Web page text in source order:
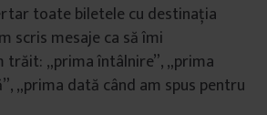
toate biletele cu destinația
scris mesaje ca să îmi
trăit: „prima întâlnire”, „prima
„prima dată când am spus pentru